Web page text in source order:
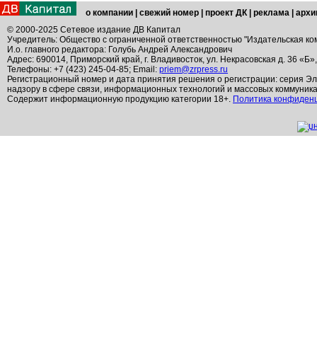
о компании свежий номер проект ДК реклама
© 2000-2025 Сетевое издание ДВ Капитал
Учредитель: Общество с ограниченной ответственностью "Издательская
И.о. главного редактора: Голубь Андрей Александрович
Адрес: 690014, Приморский край, г. Владивосток, ул. Некрасовская д. 36
Телефоны: +7 (423) 245-04-85; Email: priem@zrpress.ru
Регистрационный номер и дата принятия решения о регистрации: серия
надзору в сфере связи, информационных технологий и массовых
Содержит информационную продукцию категории 18+. Политика